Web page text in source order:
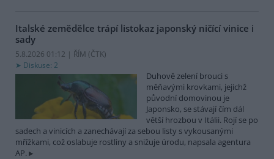
Italské zemědělce trápí listokaz japonský ničící vinice i
sady
5.8.2026 01:12 | ŘÍM (ČTK)
Diskuse: 2
Duhově zelení brouci s
měňavými krovkami, jejichž
původní domovinou je
Japonsko, se stávají čím dál
větší hrozbou v Itálii. Rojí se po
sadech a vinicích a zanechávají za sebou listy s vykousanými
mřížkami, což oslabuje rostliny a snižuje úrodu, napsala agentura
AP.